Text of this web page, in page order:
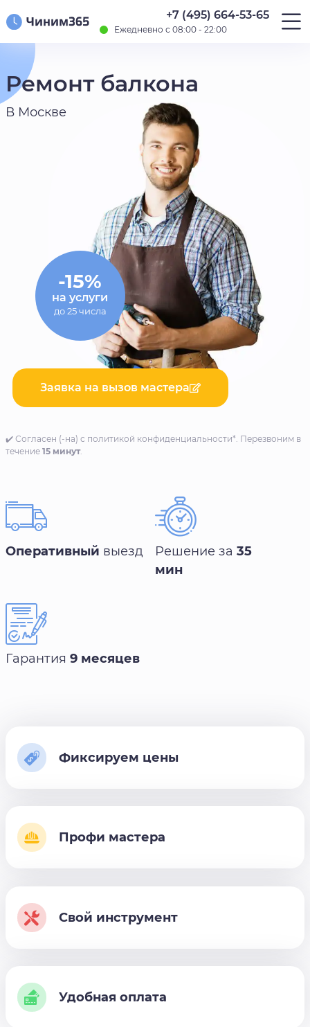
+7 (495) 664-53-65
Ежедневно с 08:00 - 22:00
Ремонт балкона
В Москве
Заявка на вызов мастера
✔️ Согласен (-на) с политикой конфиденциальности*. Перезвоним в
течение 15 минут.
-15%
на услуги
до 25 числа
Оперативный выезд Решение за 35
мин
Гарантия 9 месяцев
Фиксируем цены
Профи мастера
Свой инструмент
Удобная оплата